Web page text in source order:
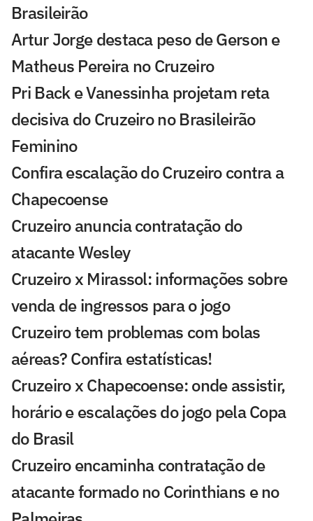
Brasileirão
Artur Jorge destaca peso de Gerson e
Matheus Pereira no Cruzeiro
Pri Back e Vanessinha projetam reta
decisiva do Cruzeiro no Brasileirão
Feminino
Confira escalação do Cruzeiro contra a
Chapecoense
Cruzeiro anuncia contratação do
atacante Wesley
Cruzeiro x Mirassol: informações sobre
venda de ingressos para o jogo
Cruzeiro tem problemas com bolas
aéreas? Confira estatísticas!
Cruzeiro x Chapecoense: onde assistir,
horário e escalações do jogo pela Copa
do Brasil
Cruzeiro encaminha contratação de
atacante formado no Corinthians e no